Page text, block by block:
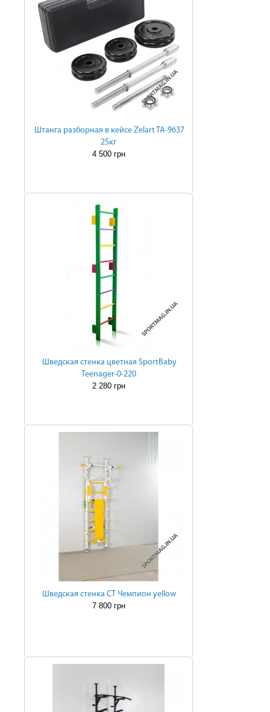
Штанга разборная в кейсе Zelart TA-9637
25кг
4 500 грн
Шведская стенка цветная SportBaby
Teenager-0-220
2 280 грн
Шведская стенка СТ Чемпион yellow
7 800 грн